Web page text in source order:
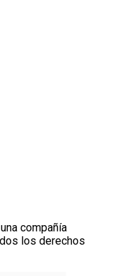
compañía
los derechos